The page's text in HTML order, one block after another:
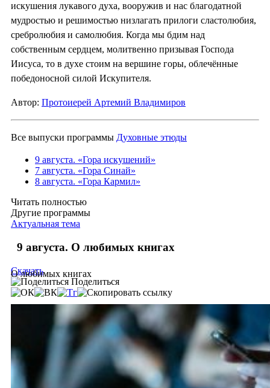
искушения лукавого духа, вооружив и нас благодатной
мудростью и решимостью низлагать прилоги сластолюбия,
сребролюбия и самолюбия. Когда мы бдим над
собственным сердцем, молитвенно призывая Господа
Иисуса, то в духе стоим на вершине горы, облечённые
победоносной силой Искупителя.
Автор: Протоиерей Артемий Владимиров
Все выпуски программы Духовные этюды
9 августа. «Гора искушений»
7 августа. «Гора Синай»
8 августа. «Гора Кармил»
Читать полностью
Другие программы
Актуальная тема
9 августа. О любимых книгах
О любимых книгах
Скачать
Поделиться